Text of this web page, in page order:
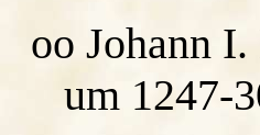
oo Johann
um 1247-